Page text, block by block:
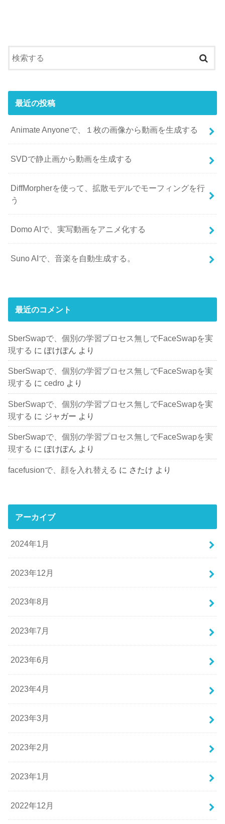
最近の投稿
Animate Anyoneで、１枚の画像から動画を生成する
SVDで静止画から動画を生成する
DiffMorpherを使って、拡散モデルでモーフィングを行
う
Domo AIで、実写動画をアニメ化する
Suno AIで、音楽を自動生成する。
最近のコメント
SberSwapで、個別の学習プロセス無しでFaceSwapを実
現する にぽけぽん より
SberSwapで、個別の学習プロセス無しでFaceSwapを実
現する にcedro より
SberSwapで、個別の学習プロセス無しでFaceSwapを実
現する に ジャガー より
SberSwapで、個別の学習プロセス無しでFaceSwapを実
現する にぽけぽん より
facefusionで、顔を入れ替える に さたけ より
アーカイブ
2024年1月
2023年12月
2023年8月
2023年7月
2023年6月
2023年4月
2023年3月
2023年2月
2023年1月
2022年12月